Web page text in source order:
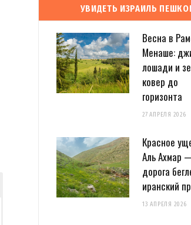
УВИДЕТЬ ИЗРАИЛЬ
Весна в
Менаше:
лошади и
ковер до
горизонта
27 АПРЕЛЯ 2026
Красное
Аль Ахмар
дорога
иранский
13 АПРЕЛЯ 2026